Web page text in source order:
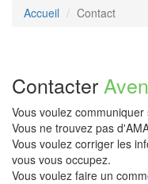
Accueil Contact
Contacter
Vous voulez
Vous ne trouvez pas
Vous voulez corriger les
vous vous occupez.
Vous voulez faire un